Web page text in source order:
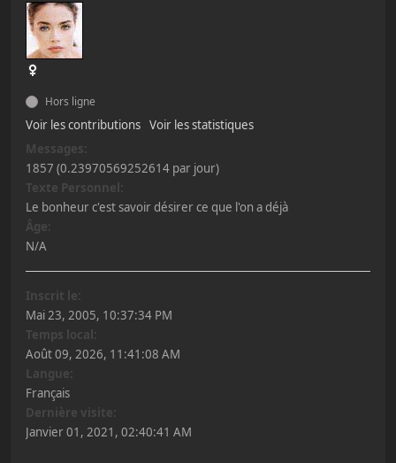
Hors ligne
Voir les contributions Voir les statistiques
Messages:
1857 (0.23970569252614 par jour)
Texte Personnel:
Le bonheur c'est savoir désirer ce que l'on a déjà
Âge:
N/A
Inscrit le:
Mai 23, 2005, 10:37:34 PM
Temps local:
Août 09, 2026, 11:41:08 AM
Langue:
Français
Dernière visite:
Janvier 01, 2021, 02:40:41 AM